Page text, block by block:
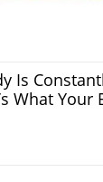
Is
What Your